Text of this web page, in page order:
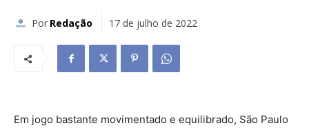
Por Redação 17 de julho de 2022
Em jogo bastante movimentado e equilibrado, São Paulo